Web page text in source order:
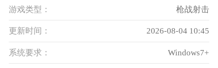
游戏类型： 枪战射击
更新时间： 2026-08-04 10:45
系统要求： Windows7+